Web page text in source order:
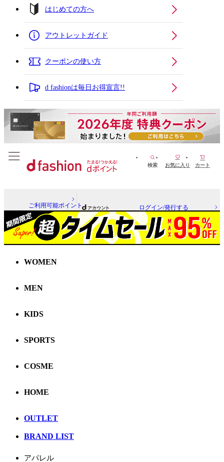
はじめての方へ
アウトレットガイド
クーポンの使い方
d fashionは毎日お得宣言!!
検索 お気に入り カート
ご利用可能ポイント ログイン/発行する
WOMEN
MEN
KIDS
SPORTS
COSME
HOME
OUTLET
BRAND LIST
アパレル